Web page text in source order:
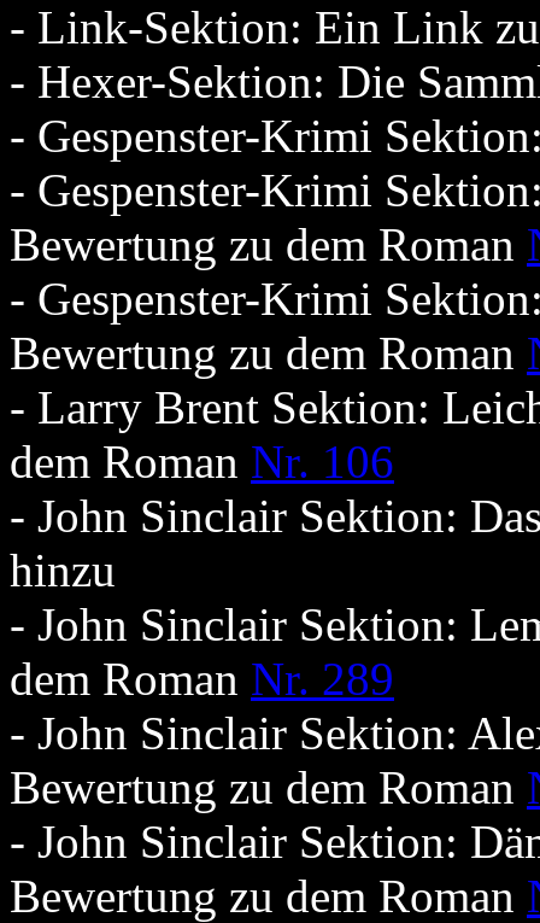
- Link-Sektion: Ein Link
- Hexer-Sektion: Die
- Gespenster-Krimi
- Gespenster-Krimi
Bewertung zu dem Roman
- Gespenster-Krimi
Bewertung zu dem Roman
- Larry Brent Sektion:
dem Roman Nr. 106
- John Sinclair Sektion:
hinzu
- John Sinclair Sektion:
dem Roman Nr. 289
- John Sinclair Sektion:
Bewertung zu dem Roman
- John Sinclair Sektion:
Bewertung zu dem Roman